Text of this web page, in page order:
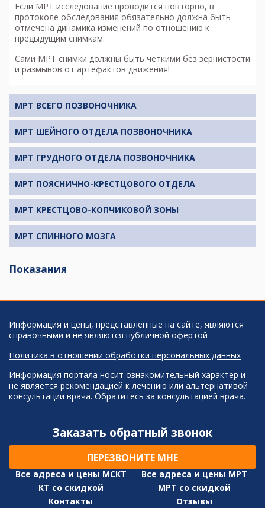
Если МРТ исследование проводится повторно, в
протоколе обследования обязательно должна быть
отмечена динамика изменений по отношению к
предыдущим снимкам.
Сами МРТ снимки должны быть четкими без зернистости
и размывов от артефактов движения!
МРТ ВСЕГО ПОЗВОНОЧНИКА
МРТ ШЕЙНОГО ОТДЕЛА ПОЗВОНОЧНИКА
МРТ ГРУДНОГО ОТДЕЛА ПОЗВОНОЧНИКА
МРТ ПОЯСНИЧНО-КРЕСТЦОВОГО ОТДЕЛА
МРТ КРЕСТЦОВО-КОПЧИКОВОЙ ЗОНЫ
МРТ СПИННОГО МОЗГА
Показания
Информация и цены, представленные на сайте, являются
справочными и не являются публичной офертой
Политика в отношении обработки персональных данных
Информация портала носит ознакомительный характер и
не является рекомендацией к лечению или альтернативой
консультации врача. Обратитесь за консультацией врача.
Заказать обратный звонок
ПЕРЕЗВОНИТЕ МНЕ
Все адреса и цены МСКТ
Все адреса и цены МРТ
КТ со скидкой
МРТ со скидкой
Контакты
Отзывы